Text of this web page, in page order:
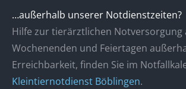
…außerhalb unserer Notdienstzeiten?
Hilfe zur tierärztlichen Notversorgung
Wochenenden und Feiertagen
Erreichbarkeit, finden Sie im
Kleintiernotdienst Böblingen.